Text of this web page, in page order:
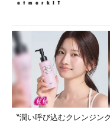
〝潤い呼び込むクレンジン